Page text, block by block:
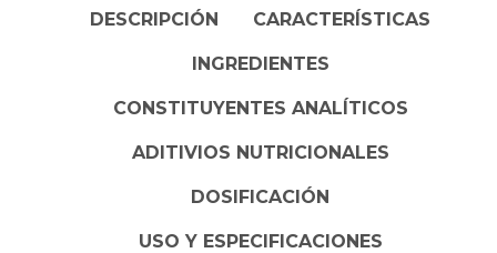
DESCRIPCIÓN CARACTERÍSTICAS
INGREDIENTES
CONSTITUYENTES ANALÍTICOS
ADITIVIOS NUTRICIONALES
DOSIFICACIÓN
USO Y ESPECIFICACIONES